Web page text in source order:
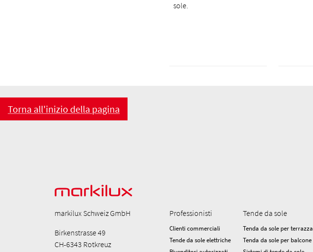
sole.
Torna all'inizio della pagina
markilux Schweiz GmbH
Birkenstrasse 49
CH-6343 Rotkreuz
Professionisti
Clienti commerciali
Tende da sole elettriche
Tende da sole
Tenda da sole per terrazza
Tenda da sole per balcone